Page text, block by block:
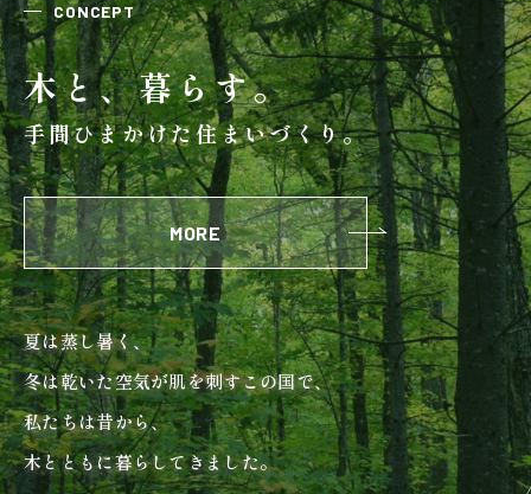
設計・施工品質管理
検査・アフターメンテナンス
家づくりのスケジュール
よくあるご質問 店舗紹介
スタッフブログ ZEH普及目標
プライバシー
ポリシー
ソーシャルメディアポリ
シー
CONCEPT
木と、暮らす。
手間ひまかけた住まいづくり。
MORE
夏は蒸し暑く、
冬は乾いた空気が肌を刺すこの国で、
私たちは昔から、
木とともに暮らしてきました。